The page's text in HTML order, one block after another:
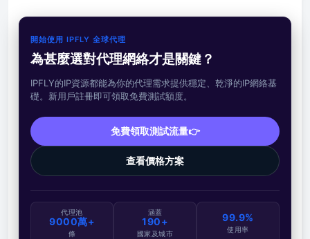
開始使用 IPFLY 全球代理
為甚麼選對代理網絡才是關鍵？
IPFLY的IP資源都能為你的代理需求提供穩定、乾淨的IP網絡基
礎。新用戶註冊即可領取免費測試額度。
免費領取測試流量👉
查看價格方案
代理池
9000萬+
條
涵蓋
190+
國家及城市
99.9%
使用率